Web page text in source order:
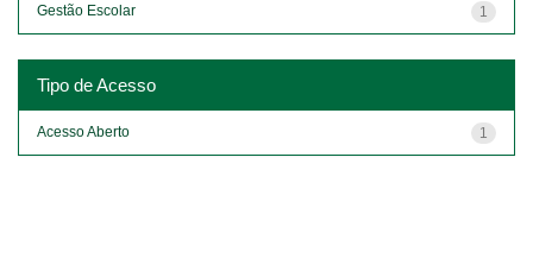
1
Gestão Escolar
Tipo de Acesso
1
Acesso Aberto